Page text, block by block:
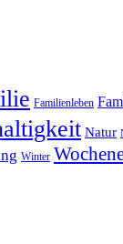
Familienleben
Natur
Winter